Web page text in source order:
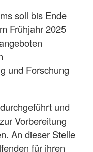
soll bis Ende
Frühjahr 2025
und Forschung
und
Vorbereitung
An dieser Stelle
für ihren